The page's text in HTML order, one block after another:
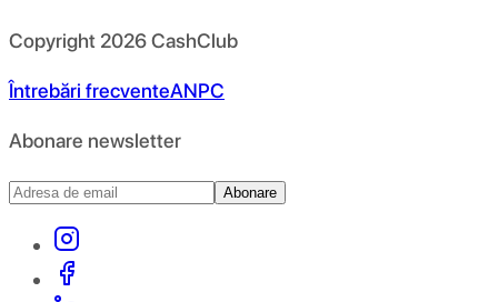
Copyright 2026CashClub
Întrebări frecventeANPC
Abonare newsletter
Abonare